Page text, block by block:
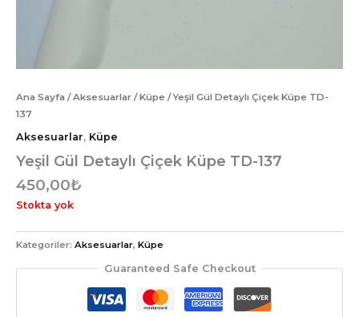
Ana Sayfa /Aksesuarlar /Küpe / Yeşil Gül Detaylı Çiçek Küpe TD-
137
Aksesuarlar, Küpe
Yeşil Gül Detaylı Çiçek Küpe TD-137
450,00₺
Stokta yok
Kategoriler: Aksesuarlar, Küpe
Guaranteed Safe Checkout